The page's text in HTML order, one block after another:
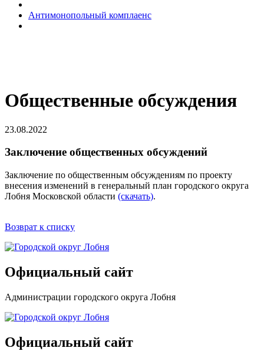
Антимонопольный комплаенс
Общественные обсуждения
23.08.2022
Заключение общественных обсуждений
Заключение по общественным обсуждениям по проекту
внесения изменений в генеральный план городского округа
Лобня Московской области (скачать).
Возврат к списку
Официальный сайт
Администрации городского округа Лобня
Официальный сайт